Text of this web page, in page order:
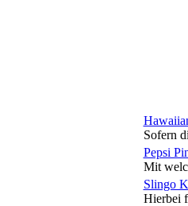
Sofern
Pepsi
Mit
Slingo
Hierbei